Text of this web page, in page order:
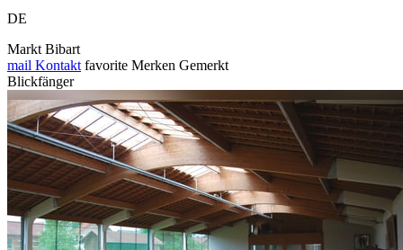
DE
Markt Bibart
mail Kontakt favorite Merken Gemerkt
Blickfänger